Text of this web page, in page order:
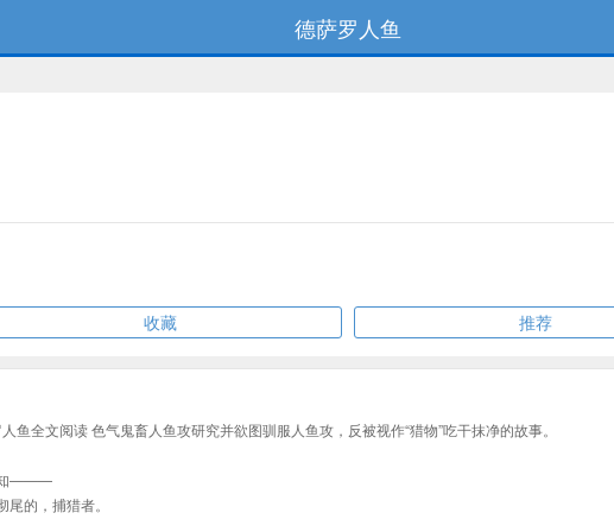
德萨罗人鱼
收藏 推荐
全文阅读 色气鬼畜人鱼攻研究并欲图驯服人鱼攻，反被视作“猎物”吃干抹净的故事。
知———
的，捕猎者。